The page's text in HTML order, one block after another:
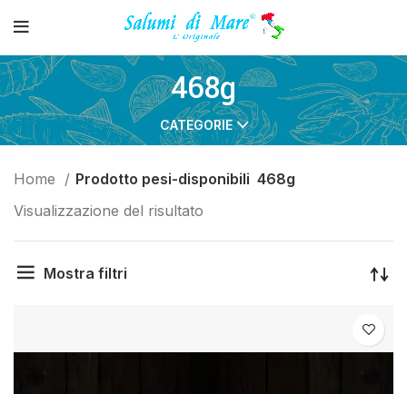
468g
CATEGORIE
Home Prodotto pesi-disponibili 468g
Visualizzazione del risultato
Mostra filtri